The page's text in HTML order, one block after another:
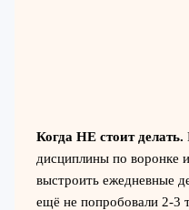
Когда НЕ стоит делать.
дисциплины по воронке
выстроить ежедневные
ещё не попробовали 2-3